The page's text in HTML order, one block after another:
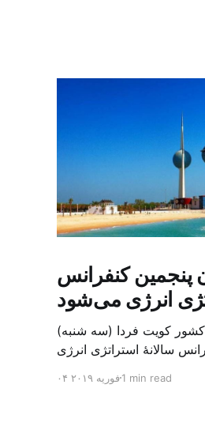
پنجمین کنفرانس
انرژی می‌شود
کویت فردا (سه شنبه)
سالانهٔ استراتژی انرژی
الشرق الاوسط، حدود ۳۰۰ متخصص از شرکت‌های
۰۴ فوریه ۲۰۱۹1 min read